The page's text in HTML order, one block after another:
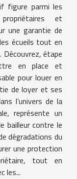
figure parmi les
et
une garantie de
écueils tout en
Découvrez, étape
en place et
pour louer en
de loyer et ses
l’univers de la
représente un
bailleur contre le
dégradations du
une protection
tout en
les...